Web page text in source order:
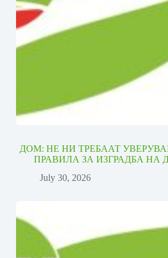
ДОМ: НЕ НИ ТРЕБААТ
ПРАВИЛА ЗА ИЗГРАДБА НА
July 30, 2026